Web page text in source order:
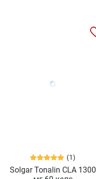
(1)
Solgar Tonalin CLA 1300